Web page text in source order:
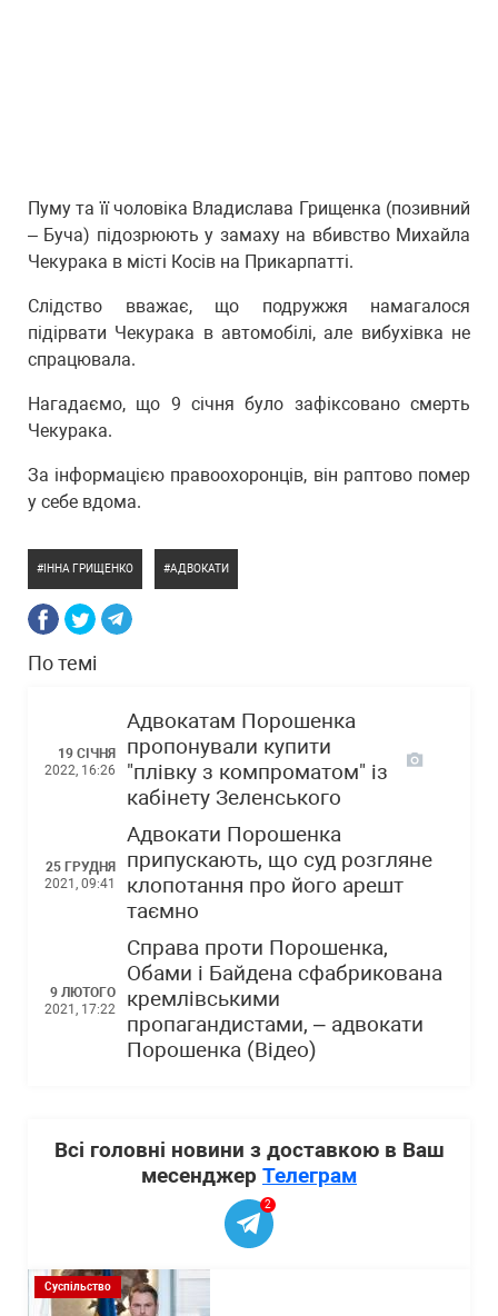
Пуму та її чоловіка Владислава Грищенка (позивний
– Буча) підозрюють у замаху на вбивство Михайла
Чекурака в місті Косів на Прикарпатті.
Слідство вважає, що подружжя намагалося
підірвати Чекурака в автомобілі, але вибухівка не
спрацювала.
Нагадаємо, що 9 січня було зафіксовано смерть
Чекурака.
За інформацією правоохоронців, він раптово помер
у себе вдома.
ІННА ГРИЩЕНКО АДВОКАТИ
По темі
19 СІЧНЯ
2022, 16:26
Адвокатам Порошенка
пропонували купити
"плівку з компроматом" із
кабінету Зеленського
25 ГРУДНЯ
2021, 09:41
Адвокати Порошенка
припускають, що суд розгляне
клопотання про його арешт
таємно
9 ЛЮТОГО
2021, 17:22
Справа проти Порошенка,
Обами і Байдена сфабрикована
кремлівськими
пропагандистами, – адвокати
Порошенка (Відео)
Всі головні новини з доставкою в Ваш
месенджер Телеграм
2
Суспільство